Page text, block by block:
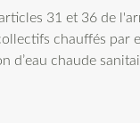
31 et 36 de
chauffés par
d’eau chaude